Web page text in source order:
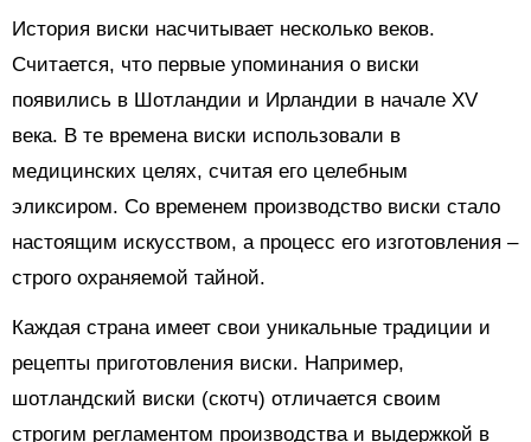
История виски насчитывает несколько веков.
Считается, что первые упоминания о виски
появились в Шотландии и Ирландии в начале XV
века. В те времена виски использовали в
медицинских целях, считая его целебным
эликсиром. Со временем производство виски стало
настоящим искусством, а процесс его изготовления –
строго охраняемой тайной.
Каждая страна имеет свои уникальные традиции и
рецепты приготовления виски. Например,
шотландский виски (скотч) отличается своим
строгим регламентом производства и выдержкой в